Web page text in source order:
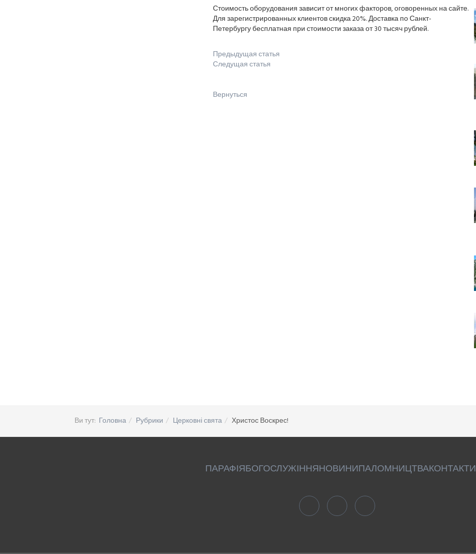
Стоимость оборудования зависит от многих факторов, оговоренных на сайте.
Для зарегистрированных клиентов скидка 20%. Доставка по Санкт-
Петербургу бесплатная при стоимости заказа от 30 тысяч рублей.
Предыдущая статья
Следущая статья
Вернуться
Ви тут: Головна Рубрики Церковні свята Христос Воскрес!
ПАРАФІЯБОГОСЛУЖІННЯНОВИНИПАЛОМНИЦТВАКОНТАКТИ